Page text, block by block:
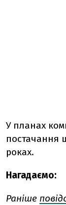
У планах
постачання
роках.
Нагадаємо:
Раніше